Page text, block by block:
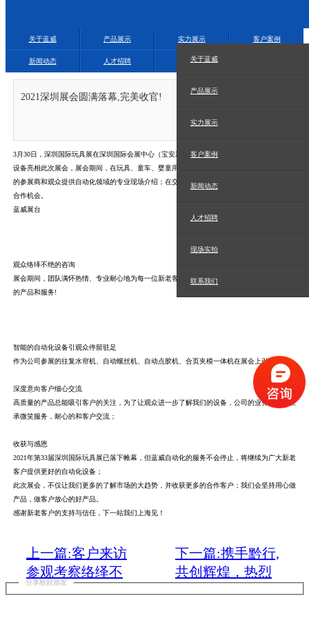
关于蓝威
产品展示
实力展示
客户案例
新闻动态
人才招聘
现场实拍
联系我们
关于蓝威 产品展示 实力展示 客户案例
新闻动态 人才招聘 现场实拍
2021深圳展会圆满落幕,完美收官!
3月30日，深圳国际玩具展在深圳国际会展中心（宝安新馆）完美落幕，蓝威作为自动化配套
设备亮相此次展会，展会期间，在玩具、童车、婴童用品划分区17号馆进行全面展示，为广大
的参展商和观众提供自动化领域的专业现场介绍；在交流过程中极有力的促成蓝威与新客户的
合作机会。
蓝威展台
观众络绎不绝的咨询
展会期间，团队满怀热情、专业耐心地为每一位新老客户答疑解惑，帮助客户更好的了解我们
的产品和服务!
智能的自动化设备引观众停留驻足
作为公司参展的往复水帘机、自动螺丝机、自动点胶机、合页夹模一体机在展会上引起关注，
深度意向客户细心交流
高质量的产品总能吸引客户的关注，为了让观众进一步了解我们的设备，公司的业务精英，秉
承微笑服务，耐心的和客户交流；
收获与感恩
2021年第33届深圳国际玩具展已落下帷幕，但蓝威自动化的服务不会停止，将继续为广大新老
客户提供更好的自动化设备；
此次展会，不仅让我们更多的了解市场的大趋势，并收获更多的合作客户；我们会坚持用心做
产品，做客户放心的好产品。
感谢新老客户的支持与信任，下一站我们上海见！
上一篇:客户来访
参观考察络绎不
绝，交流洽谈持
下一篇:携手黔行,
共创辉煌，热烈
庆贺石排办事处
分享给好朋友